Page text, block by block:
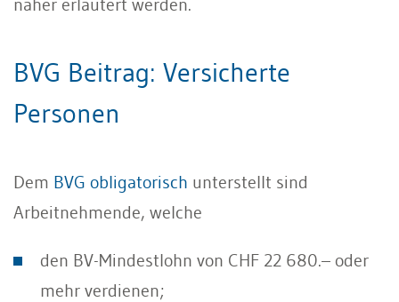
näher erläutert werden.
BVG Beitrag: Versicherte
Personen
Dem BVG obligatorisch unterstellt sind
Arbeitnehmende, welche
den BV-Mindestlohn von CHF 22 680.– oder
mehr verdienen;